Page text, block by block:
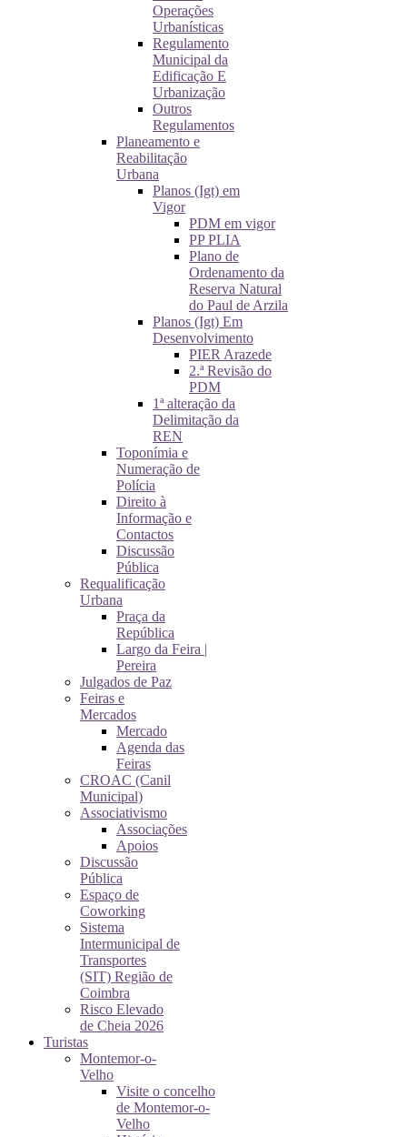
Operações
Urbanísticas
Regulamento
Municipal da
Edificação E
Urbanização
Outros
Regulamentos
Planeamento e
Reabilitação
Urbana
Planos (Igt) em
Vigor
PDM em vigor
PP PLIA
Plano de
Ordenamento da
Reserva Natural
do Paul de Arzila
Planos (Igt) Em
Desenvolvimento
PIER Arazede
2.ª Revisão do
PDM
1ª alteração da
Delimitação da
REN
Toponímia e
Numeração de
Polícia
Direito à
Informação e
Contactos
Discussão
Pública
Requalificação
Urbana
Praça da
República
Largo da Feira |
Pereira
Julgados de Paz
Feiras e
Mercados
Mercado
Agenda das
Feiras
CROAC (Canil
Municipal)
Associativismo
Associações
Apoios
Discussão
Pública
Espaço de
Coworking
Sistema
Intermunicipal de
Transportes
(SIT) Região de
Coimbra
Risco Elevado
de Cheia 2026
Turistas
Montemor-o-
Velho
Visite o concelho
de Montemor-o-
Velho